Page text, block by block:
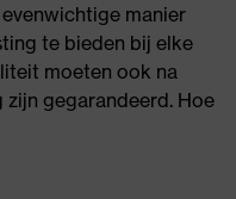
manier
te bieden bij elke
moeten ook na
gegarandeerd. Hoe